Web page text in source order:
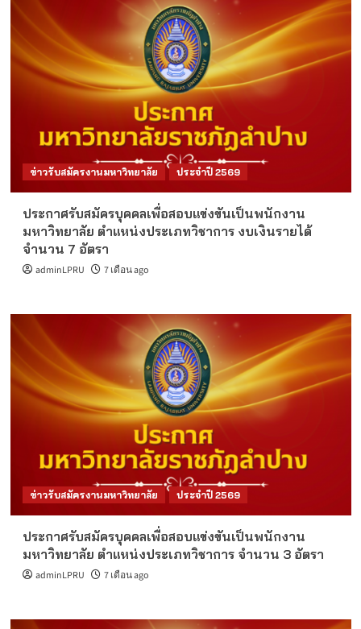
ข่าวรับสมัครงานมหาวิทยาลัย ประจำปี 2569
ประกาศรับสมัครบุคคลเพื่อสอบแข่งขันเป็นพนักงาน
มหาวิทยาลัย ตำแหน่งประเภทวิชาการ งบเงินรายได้
จำนวน 7 อัตรา
adminLPRU 7 เดือน ago
ข่าวรับสมัครงานมหาวิทยาลัย ประจำปี 2569
ประกาศรับสมัครบุคคลเพื่อสอบแข่งขันเป็นพนักงาน
มหาวิทยาลัย ตำแหน่งประเภทวิชาการ จำนวน 3 อัตรา
adminLPRU 7 เดือน ago